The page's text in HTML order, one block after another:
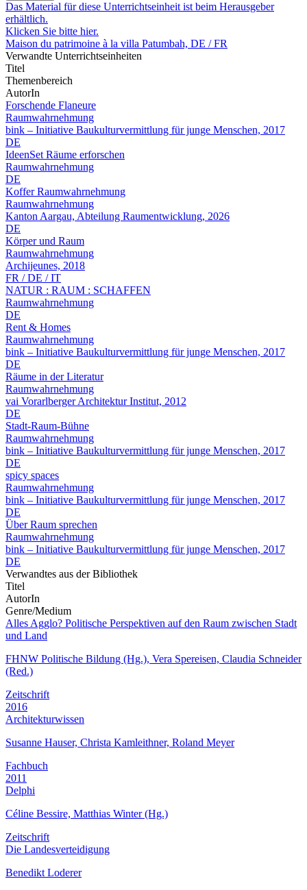
Das Material für diese Unterrichtseinheit ist beim Herausgeber
erhältlich.
Klicken Sie bitte hier.
Maison du patrimoine à la villa Patumbah, DE / FR
Verwandte Unterrichtseinheiten
Titel
Themenbereich
AutorIn
Forschende Flaneure
Raumwahrnehmung
bink – Initiative Baukulturvermittlung für junge Menschen, 2017
DE
IdeenSet Räume erforschen
Raumwahrnehmung
DE
Koffer Raumwahrnehmung
Raumwahrnehmung
Kanton Aargau, Abteilung Raumentwicklung, 2026
DE
Körper und Raum
Raumwahrnehmung
Archijeunes, 2018
FR / DE / IT
NATUR : RAUM : SCHAFFEN
Raumwahrnehmung
DE
Rent & Homes
Raumwahrnehmung
bink – Initiative Baukulturvermittlung für junge Menschen, 2017
DE
Räume in der Literatur
Raumwahrnehmung
vai Vorarlberger Architektur Institut, 2012
DE
Stadt-Raum-Bühne
Raumwahrnehmung
bink – Initiative Baukulturvermittlung für junge Menschen, 2017
DE
spicy spaces
Raumwahrnehmung
bink – Initiative Baukulturvermittlung für junge Menschen, 2017
DE
Über Raum sprechen
Raumwahrnehmung
bink – Initiative Baukulturvermittlung für junge Menschen, 2017
DE
Verwandtes aus der Bibliothek
Titel
AutorIn
Genre/Medium
Alles Agglo? Politische Perspektiven auf den Raum zwischen Stadt
und Land
FHNW Politische Bildung (Hg.), Vera Spereisen, Claudia Schneider
(Red.)
Zeitschrift
2016
Architekturwissen
Susanne Hauser, Christa Kamleithner, Roland Meyer
Fachbuch
2011
Delphi
Céline Bessire, Matthias Winter (Hg.)
Zeitschrift
Die Landesverteidigung
Benedikt Loderer